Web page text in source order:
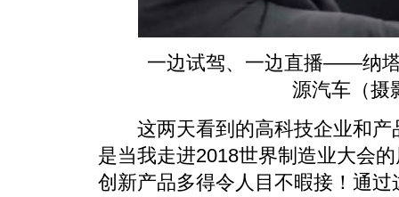
一边试驾、一边直播——纳塔
源汽车（摄
这两天看到的高科技企业和产
是当我走进2018世界制造业大会
创新产品多得令人目不暇接！通